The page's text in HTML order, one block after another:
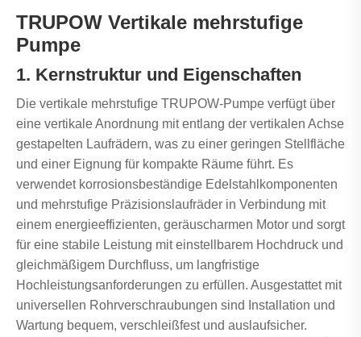
TRUPOW Vertikale mehrstufige
Pumpe
1. Kernstruktur und Eigenschaften
Die vertikale mehrstufige TRUPOW-Pumpe verfügt über
eine vertikale Anordnung mit entlang der vertikalen Achse
gestapelten Laufrädern, was zu einer geringen Stellfläche
und einer Eignung für kompakte Räume führt. Es
verwendet korrosionsbeständige Edelstahlkomponenten
und mehrstufige Präzisionslaufräder in Verbindung mit
einem energieeffizienten, geräuscharmen Motor und sorgt
für eine stabile Leistung mit einstellbarem Hochdruck und
gleichmäßigem Durchfluss, um langfristige
Hochleistungsanforderungen zu erfüllen. Ausgestattet mit
universellen Rohrverschraubungen sind Installation und
Wartung bequem, verschleißfest und auslaufsicher.